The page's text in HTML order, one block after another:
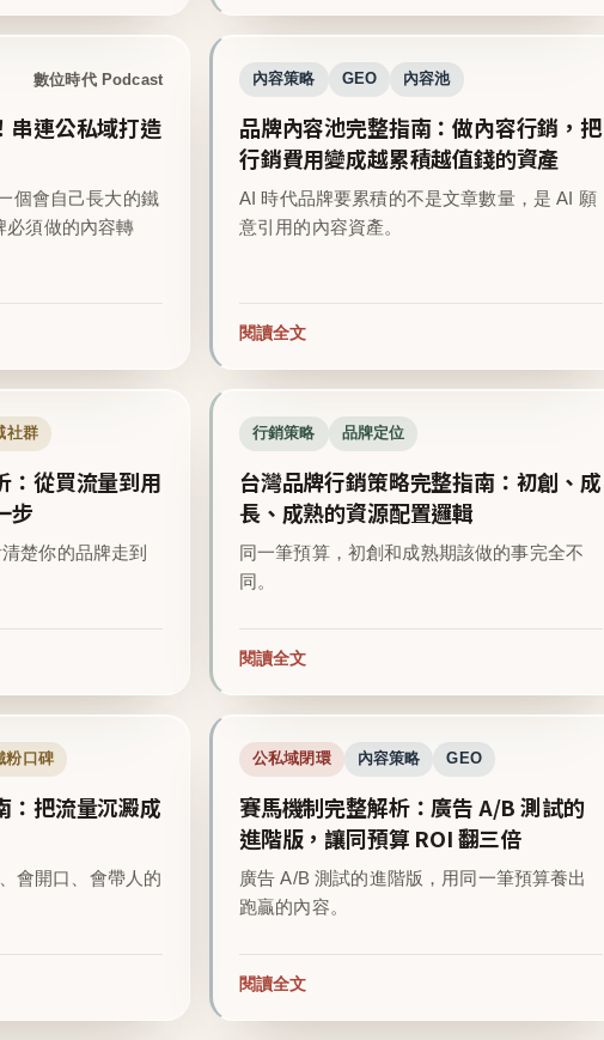
數位時代 Podcast
串連公私域打造
個會自己長大的鐵
必須做的內容轉
內容策略 GEO 內容池
品牌內容池完整指南：做內容行銷，把
行銷費用變成越累積越值錢的資產
AI 時代品牌要累積的不是文章數量，是 AI 願
意引用的內容資產。
閱讀全文
社群
：從買流量到用
步
楚你的品牌走到
行銷策略 品牌定位
台灣品牌行銷策略完整指南：初創、成
長、成熟的資源配置邏輯
同一筆預算，初創和成熟期該做的事完全不
同。
閱讀全文
粉口碑
：把流量沉澱成
會開口、會帶人的
公私域閉環 內容策略 GEO
賽馬機制完整解析：廣告 A/B 測試的
進階版，讓同預算 ROI 翻三倍
廣告 A/B 測試的進階版，用同一筆預算養出
跑贏的內容。
閱讀全文